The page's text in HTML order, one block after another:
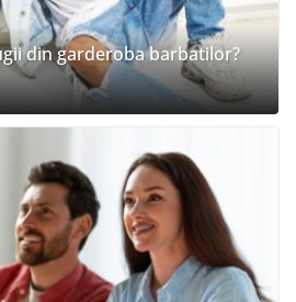
din garderoba barbatilor?